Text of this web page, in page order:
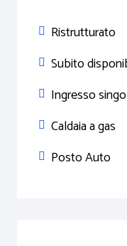
Ristrutturato
Subito
Ingresso
Caldaia a gas
Posto Auto